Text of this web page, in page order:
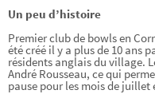
Un peu d’histoire
Premier club de bowls en
été créé il y a plus de 10 ans
résidents anglais du village.
André Rousseau, ce qui
pause pour les mois de juillet